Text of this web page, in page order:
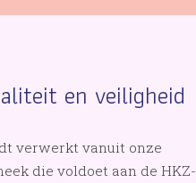
en veiligheid
verwerkt vanuit onze
die voldoet aan de HKZ-